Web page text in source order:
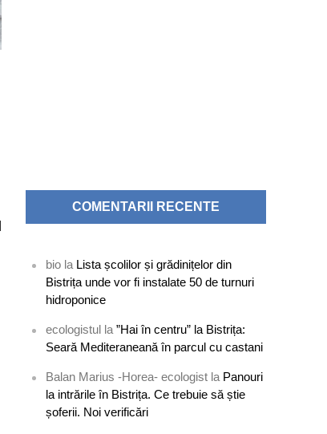
COMENTARII RECENTE
bio la Lista școlilor și grădinițelor din
Bistrița unde vor fi instalate 50 de turnuri
hidroponice
ecologistul la”Hai în centru” la Bistrița:
Seară Mediteraneană în parcul cu castani
Balan Marius -Horea- ecologist la Panouri
la intrările în Bistrița. Ce trebuie să știe
șoferii. Noi verificări